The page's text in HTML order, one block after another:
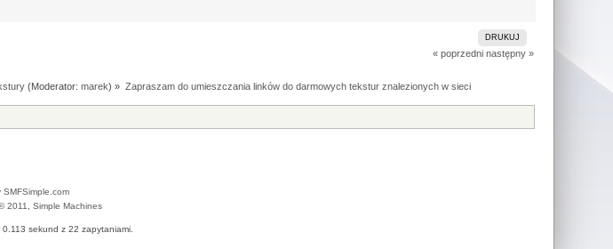
DRUKUJ
« poprzedni następny »
(Moderator:marek) » Zapraszam do umieszczania linków do darmowych tekstur znalezionych w sieci
SMFSimple.com
2011 Simple Machines
sekund z 22 zapytaniami.